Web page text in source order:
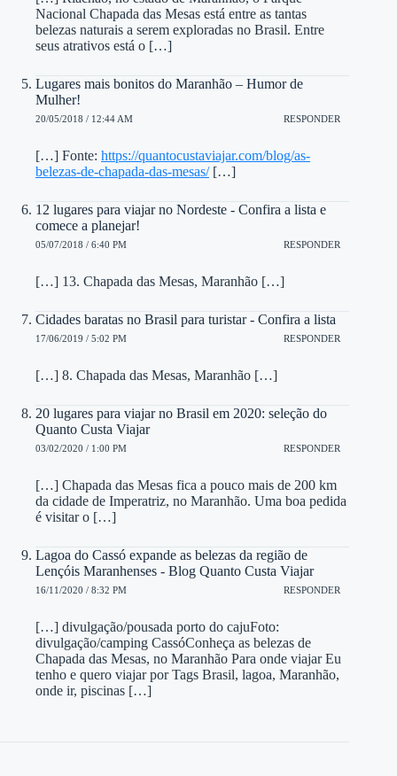
Nacional Chapada das Mesas está entre as tantas
belezas naturais a serem exploradas no Brasil. Entre
seus atrativos está o […]
Lugares mais bonitos do Maranhão – Humor de
Mulher!
20/05/2018 / 12:44 AM RESPONDER
[…] Fonte: https://quantocustaviajar.com/blog/as-
belezas-de-chapada-das-mesas/[…]
12 lugares para viajar no Nordeste - Confira a lista e
comece a planejar!
05/07/2018 / 6:40 PM RESPONDER
[…] 13. Chapada das Mesas, Maranhão […]
Cidades baratas no Brasil para turistar - Confira a lista
17/06/2019 / 5:02 PM RESPONDER
[…] 8. Chapada das Mesas, Maranhão […]
20 lugares para viajar no Brasil em 2020: seleção do
Quanto Custa Viajar
03/02/2020 / 1:00 PM RESPONDER
[…] Chapada das Mesas fica a pouco mais de 200 km
da cidade de Imperatriz, no Maranhão. Uma boa pedida
é visitar o […]
Lagoa do Cassó expande as belezas da região de
Lençóis Maranhenses - Blog Quanto Custa Viajar
16/11/2020 / 8:32 PM RESPONDER
[…] divulgação/pousada porto do cajuFoto:
divulgação/camping CassóConheça as belezas de
Chapada das Mesas, no Maranhão Para onde viajar Eu
tenho e quero viajar por Tags Brasil, lagoa, Maranhão,
onde ir, piscinas […]